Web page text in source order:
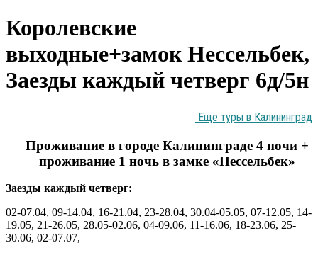
Королевские
выходные+замок Нессельбек,
Заезды каждый четверг 6д/5н
Еще туры в Калининград
Проживание в городе Калининграде 4 ночи +
проживание 1 ночь в замке «Нессельбек»
Заезды каждый четверг:
02-07.04, 09-14.04, 16-21.04, 23-28.04, 30.04-05.05, 07-12.05, 14-
19.05, 21-26.05, 28.05-02.06, 04-09.06, 11-16.06, 18-23.06, 25-
30.06, 02-07.07,